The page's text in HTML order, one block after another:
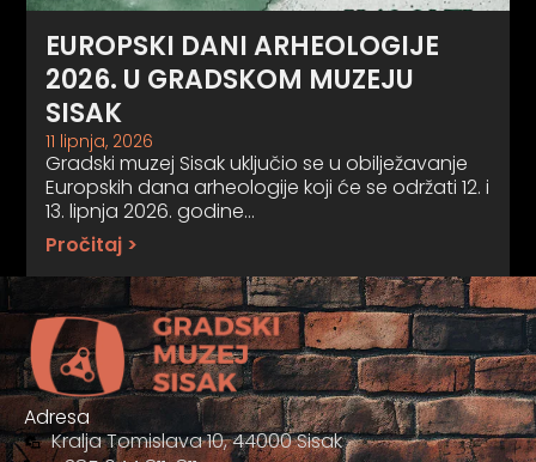
EUROPSKI DANI ARHEOLOGIJE
2026. U GRADSKOM MUZEJU
SISAK
11 lipnja, 2026
Gradski muzej Sisak uključio se u obilježavanje
Europskih dana arheologije koji će se održati 12. i
13. lipnja 2026. godine…
Pročitaj >
Adresa
Kralja Tomislava 10, 44000 Sisak